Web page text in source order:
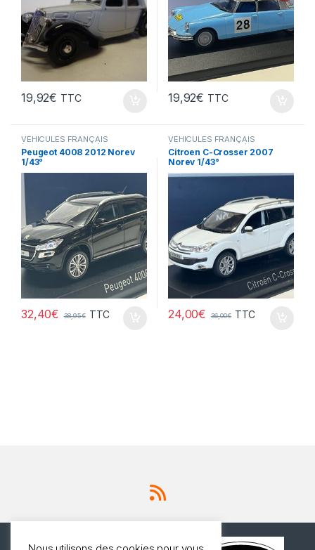
19,92€ TTC 19,92€ TTC
VÉHICULES FRANÇAIS
(voitures,camions...)
Peugeot 4008 2012 Norev
1/43°
32,40€ 38,95€ TTC
VÉHICULES FRANÇAIS
(voitures,camions...)
Citroen C-Crosser 2007
Norev 1/43°
24,00€ 36,00€ TTC